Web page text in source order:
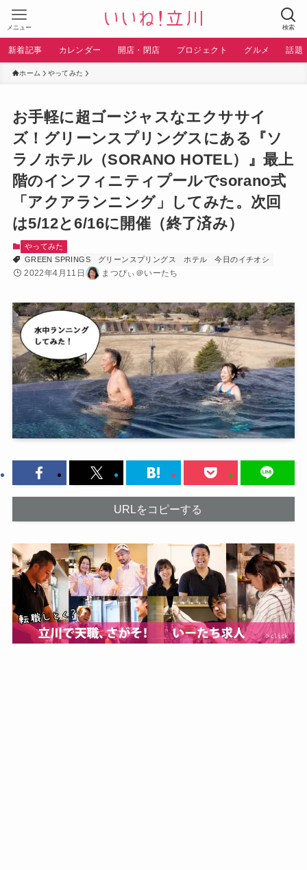
検索
メニュー
新着記事 カレンダー 開店・閉店 プロジェクト グルメ 話題
ホーム やってみた
お手軽に超ゴージャスなエクササイ
ズ！グリーンスプリングスにある『ソ
ラノホテル（SORANO HOTEL）』最上
階のインフィニティプールでsorano式
「アクアランニング」してみた。次回
は5/12と6/16に開催（終了済み）
やってみた
GREEN SPRINGS
グリーンスプリングス ホテル 今日のイチオシ
2022年4月11日 まつぴぃ＠いーたち
URLをコピーする